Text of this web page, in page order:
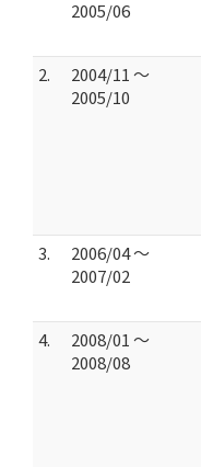
2005/06
2.
2004/11 ～
2005/10
3.
2006/04 ～
2007/02
4.
2008/01 ～
2008/08